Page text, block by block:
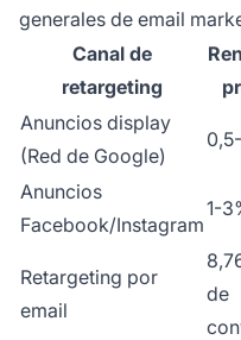
generales de email
Canal de
retargeting
Anuncios display
(Red de Google)
Anuncios
Facebook/Instagram
1-
Retargeting por
email
de